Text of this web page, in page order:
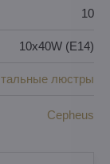
10
10x40W (E14)
люстры
Cepheus